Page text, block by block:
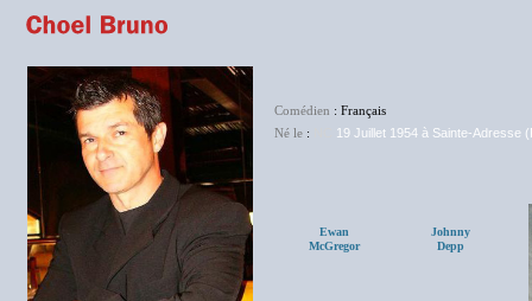
Comédien : Français
Né le : 19 Juillet 1954 à Sainte-Adresse
Ewan
McGregor
Johnny
Depp